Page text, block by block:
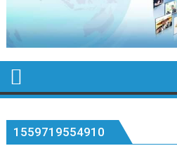
1559719554910